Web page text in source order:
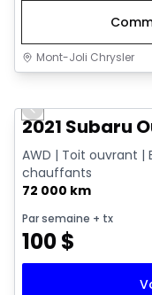
Mont-Joli Chrysler
Previous slide
2021 Subaru
AWD | Toit ouvrant |
chauffants
72 000 km
Par semaine + tx
100$